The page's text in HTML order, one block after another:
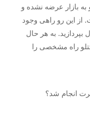
به بازار عرضه نشده و
از این رو راهی وجود
بپردازید. به هر حال
راه مشخصی را